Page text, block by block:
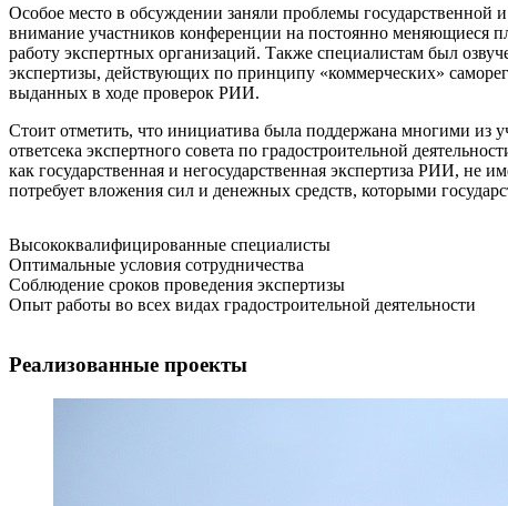
Особое место в обсуждении заняли проблемы государственной
внимание участников конференции на постоянно меняющиеся
работу экспертных организаций. Также специалистам был
экспертизы, действующих по принципу «коммерческих»
выданных в ходе проверок РИИ.
Стоит отметить, что инициатива была поддержана многими из
ответсека экспертного совета по градостроительной
как государственная и негосударственная экспертиза РИИ,
потребует вложения сил и денежных средств, которыми
Высококвалифицированные специалисты
Оптимальные условия сотрудничества
Соблюдение сроков проведения экспертизы
Опыт работы во всех видах градостроительной деятельности
Реализованные проекты